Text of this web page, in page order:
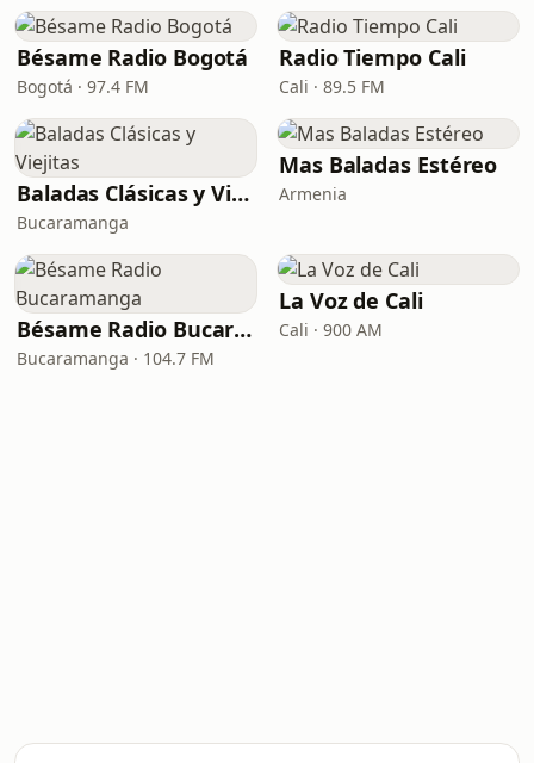
Bésame Radio Bogotá
Bogotá · 97.4 FM
Radio Tiempo Cali
Cali · 89.5 FM
Baladas Clásicas y Viejitas
Bucaramanga
Mas Baladas Estéreo
Armenia
Bésame Radio Bucaramanga
Bucaramanga · 104.7 FM
La Voz de Cali
Cali · 900 AM